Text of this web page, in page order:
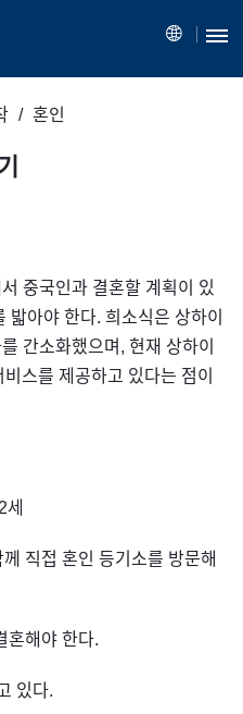
혼인
중국인과 결혼할 계획이 있
아야 한다. 희소식은 상하이
간소화했으며, 현재 상하이
스를 제공하고 있다는 점이
직접 혼인 등기소를 방문해
혼해야 한다.
있다.